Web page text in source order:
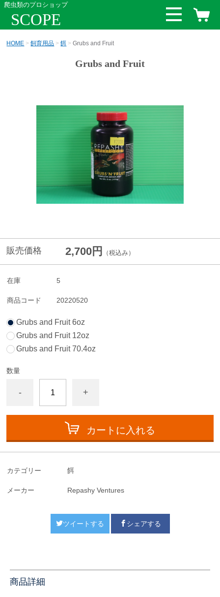
爬虫類のプロショップ
SCOPE
HOME 飼育用品 餌 Grubs and Fruit
Grubs and Fruit
販売価格 2,700円 （税込み）
在庫 5
商品コード 20220520
Grubs and Fruit 6oz
Grubs and Fruit 12oz
Grubs and Fruit 70.4oz
数量
- +
カートに入れる
カテゴリー 餌
メーカー Repashy Ventures
ツイートする シェアする
商品詳細